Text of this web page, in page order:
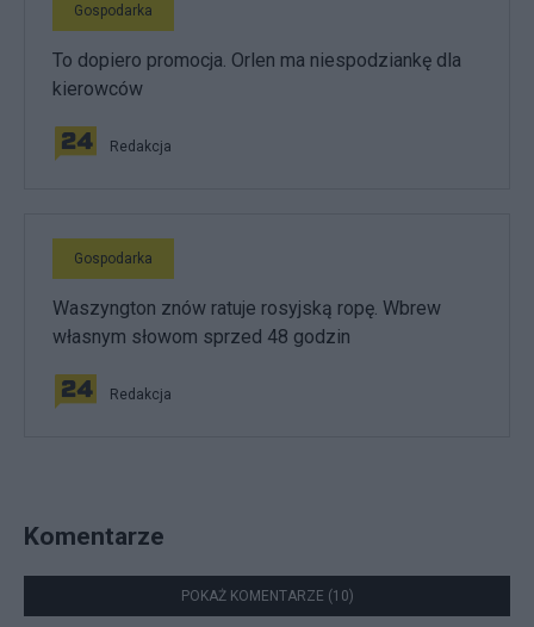
Gospodarka
To dopiero promocja. Orlen ma niespodziankę dla
kierowców
Redakcja
Gospodarka
Waszyngton znów ratuje rosyjską ropę. Wbrew
własnym słowom sprzed 48 godzin
Redakcja
Komentarze
POKAŻ KOMENTARZE (10)